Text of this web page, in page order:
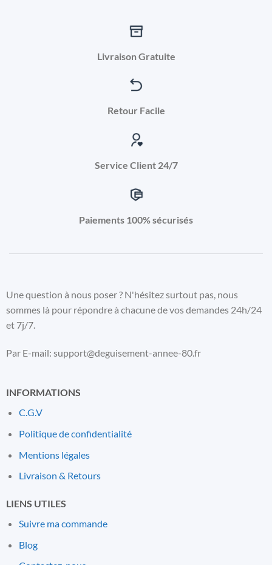
Livraison Gratuite
Retour Facile
Service Client 24/7
Paiements 100% sécurisés
Une question à nous poser ? N'hésitez surtout pas, nous
sommes là pour répondre à chacune de vos demandes 24h/24
et 7j/7.
Par E-mail: support@deguisement-annee-80.fr
INFORMATIONS
C.G.V
Politique de confidentialité
Mentions légales
Livraison & Retours
LIENS UTILES
Suivre ma commande
Blog